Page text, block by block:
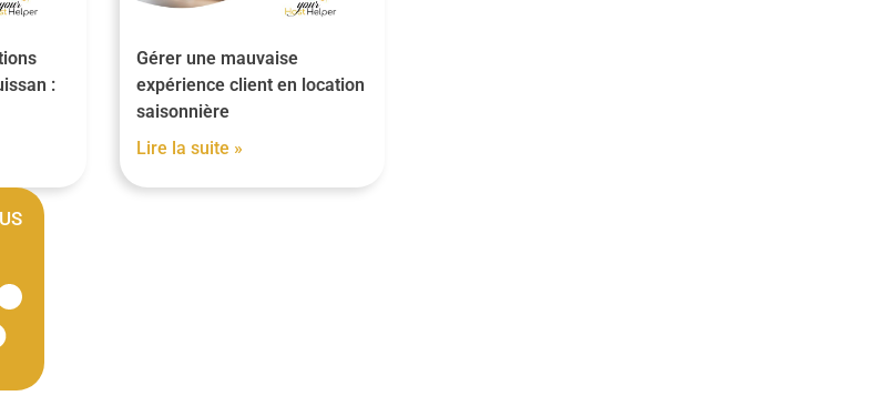
:
Gérer une mauvaise
expérience client en location
saisonnière
Lire la suite »